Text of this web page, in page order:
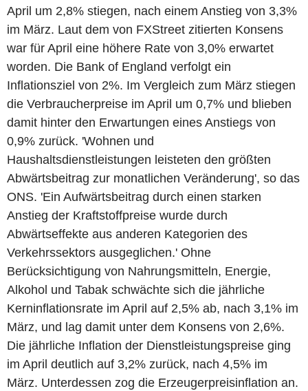
April um 2,8% stiegen, nach einem Anstieg von 3,3%
im März. Laut dem von FXStreet zitierten Konsens
war für April eine höhere Rate von 3,0% erwartet
worden. Die Bank of England verfolgt ein
Inflationsziel von 2%. Im Vergleich zum März stiegen
die Verbraucherpreise im April um 0,7% und blieben
damit hinter den Erwartungen eines Anstiegs von
0,9% zurück. 'Wohnen und
Haushaltsdienstleistungen leisteten den größten
Abwärtsbeitrag zur monatlichen Veränderung', so das
ONS. 'Ein Aufwärtsbeitrag durch einen starken
Anstieg der Kraftstoffpreise wurde durch
Abwärtseffekte aus anderen Kategorien des
Verkehrssektors ausgeglichen.' Ohne
Berücksichtigung von Nahrungsmitteln, Energie,
Alkohol und Tabak schwächte sich die jährliche
Kerninflationsrate im April auf 2,5% ab, nach 3,1% im
März, und lag damit unter dem Konsens von 2,6%.
Die jährliche Inflation der Dienstleistungspreise ging
im April deutlich auf 3,2% zurück, nach 4,5% im
März. Unterdessen zog die Erzeugerpreisinflation an.